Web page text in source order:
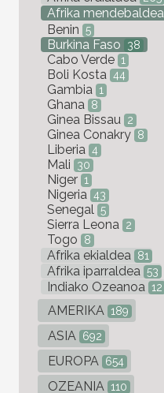
Afrika mendebaldea
Benin 5
Burkina Faso 38
Cabo Verde 1
Boli Kosta 44
Gambia 1
Ghana 8
Ginea Bissau 2
Ginea Conakry 8
Liberia 4
Mali 30
Niger 1
Nigeria 43
Senegal 5
Sierra Leona 2
Togo 8
Afrika ekialdea 81
Afrika iparraldea 53
Indiako Ozeanoa 12
AMERIKA 189
ASIA 692
EUROPA 654
OZEANIA 110